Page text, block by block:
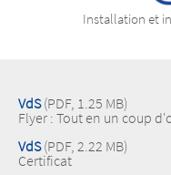
Installation et
VdS(PDF, 1.25 MB)
Flyer : Tout en un coup
VdS(PDF, 2.22 MB)
Certificat